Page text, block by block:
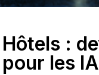
Hôtels :
pour les